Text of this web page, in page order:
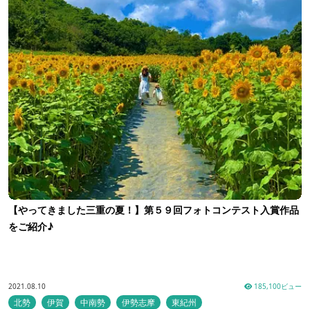
【やってきました三重の夏！】第５９回フォトコンテスト入賞作品
をご紹介♪
2021.08.10 185,100ビュー
北勢 伊賀 中南勢 伊勢志摩
東紀州